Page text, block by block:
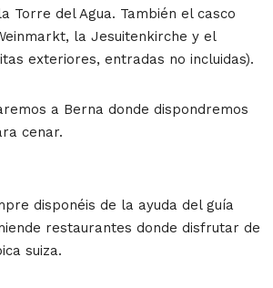
Torre del Agua. También el casco
la Jesuitenkirche y el
exteriores, entradas no incluidas).
a Berna donde dispondremos
cenar.
disponéis de la ayuda del guía
restaurantes donde disfrutar de
suiza.